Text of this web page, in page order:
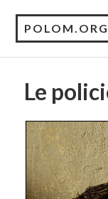
POLOM.ORG
Le